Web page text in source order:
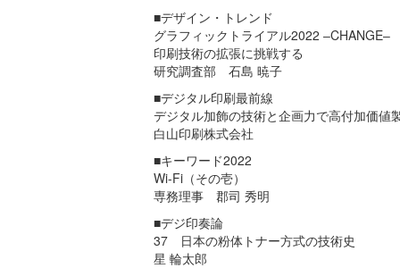
■デザイン・トレンド
グラフィックトライアル2022 ‒CHANGE‒
印刷技術の拡張に挑戦する
研究調査部 石島 暁子
■デジタル印刷最前線
デジタル加飾の技術と企画力で高付加価値
白山印刷株式会社
■キーワード2022
Wi-Fi（その壱）
専務理事 郡司 秀明
■デジ印奏論
37 日本の粉体トナー方式の技術史
星 輪太郎